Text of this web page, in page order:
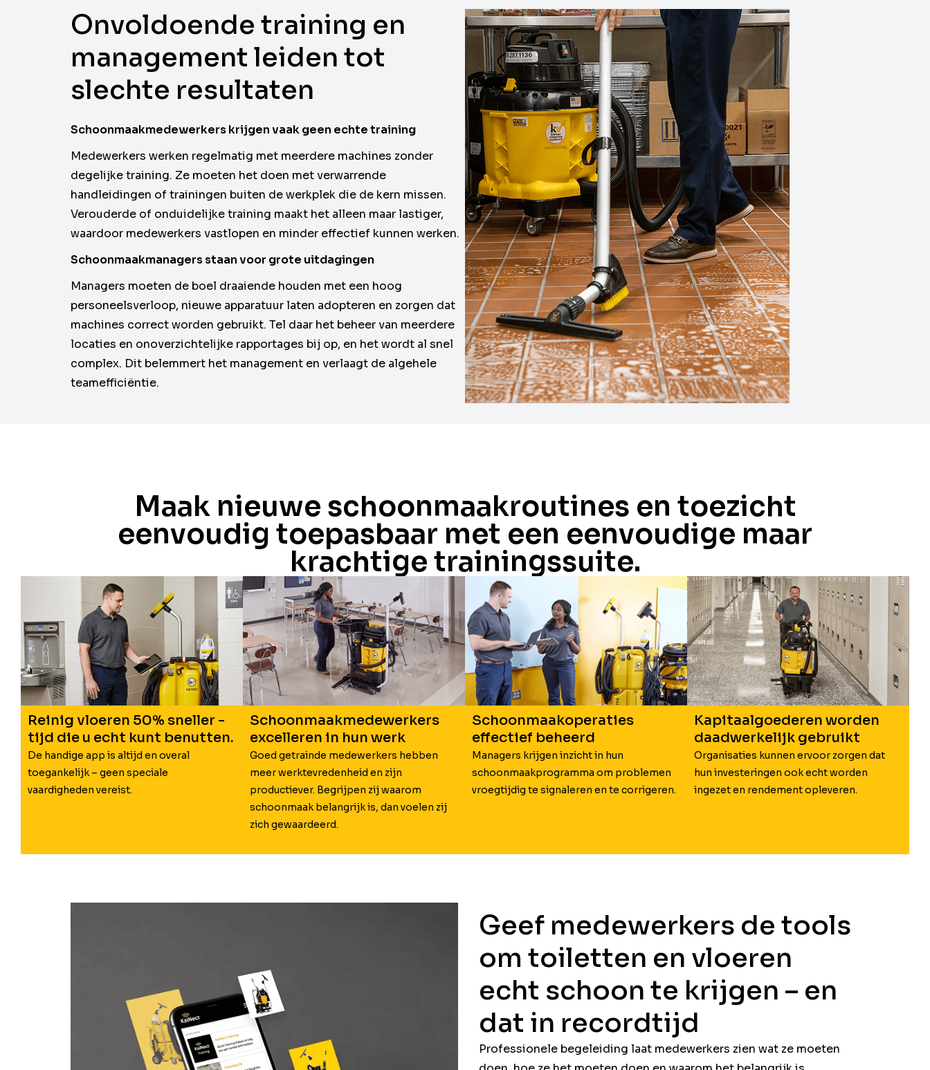
Onvoldoende training en
management leiden tot
slechte resultaten
Schoonmaakmedewerkers krijgen vaak geen echte training
Medewerkers werken regelmatig met meerdere machines zonder
degelijke training. Ze moeten het doen met verwarrende
handleidingen of trainingen buiten de werkplek die de kern missen.
Verouderde of onduidelijke training maakt het alleen maar lastiger,
waardoor medewerkers vastlopen en minder effectief kunnen werken.
Schoonmaakmanagers staan voor grote uitdagingen
Managers moeten de boel draaiende houden met een hoog
personeelsverloop, nieuwe apparatuur laten adopteren en zorgen dat
machines correct worden gebruikt. Tel daar het beheer van meerdere
locaties en onoverzichtelijke rapportages bij op, en het wordt al snel
complex. Dit belemmert het management en verlaagt de algehele
teamefficiëntie.
Maak nieuwe schoonmaakroutines en toezicht
eenvoudig toepasbaar met een eenvoudige maar
krachtige trainingssuite.
Reinig vloeren 50% sneller -
tijd die u echt kunt benutten.
De handige app is altijd en overal
toegankelijk – geen speciale
vaardigheden vereist.
Schoonmaakmedewerkers
excelleren in hun werk
Goed getrainde medewerkers hebben
meer werktevredenheid en zijn
productiever. Begrijpen zij waarom
schoonmaak belangrijk is, dan voelen zij
zich gewaardeerd.
Schoonmaakoperaties
effectief beheerd
Managers krijgen inzicht in hun
schoonmaakprogramma om problemen
vroegtijdig te signaleren en te corrigeren.
Kapitaalgoederen worden
daadwerkelijk gebruikt
Organisaties kunnen ervoor zorgen dat
hun investeringen ook echt worden
ingezet en rendement opleveren.
Geef medewerkers de tools
om toiletten en vloeren
echt schoon te krijgen – en
dat in recordtijd
Professionele begeleiding laat medewerkers zien wat ze moeten